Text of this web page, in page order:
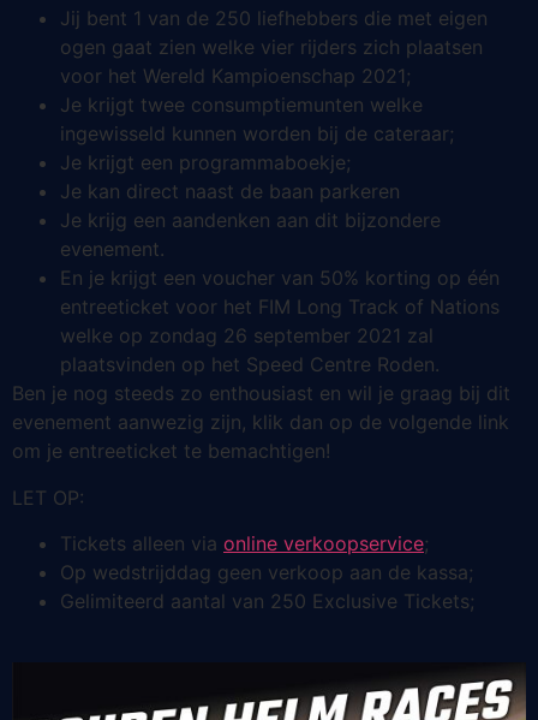
Jij bent 1 van de 250 liefhebbers die met eigen
ogen gaat zien welke vier rijders zich plaatsen
voor het Wereld Kampioenschap 2021;
Je krijgt twee consumptiemunten welke
ingewisseld kunnen worden bij de cateraar;
Je krijgt een programmaboekje;
Je kan direct naast de baan parkeren
Je krijg een aandenken aan dit bijzondere
evenement.
En je krijgt een voucher van 50% korting op één
entreeticket voor het FIM Long Track of Nations
welke op zondag 26 september 2021 zal
plaatsvinden op het Speed Centre Roden.
Ben je nog steeds zo enthousiast en wil je graag bij dit
evenement aanwezig zijn, klik dan op de volgende link
om je entreeticket te bemachtigen!
LET OP:
Tickets alleen via online verkoopservice;
Op wedstrijddag geen verkoop aan de kassa;
Gelimiteerd aantal van 250 Exclusive Tickets;